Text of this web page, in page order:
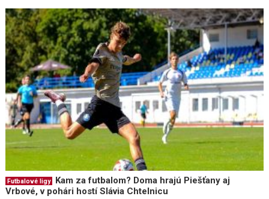
Futbalové ligy
Kam za futbalom? Doma hrajú Piešťany aj
Vrbové, v pohári hostí Slávia Chtelnicu